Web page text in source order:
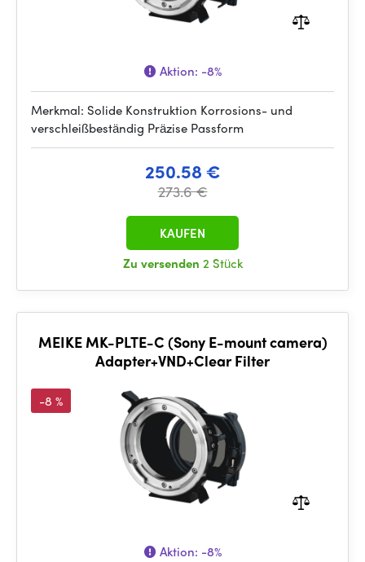
Aktion: -8%
Merkmal: Solide Konstruktion Korrosions- und
verschleißbeständig Präzise Passform
250.58 €
273.6 €
Zu versenden 2 Stück
KAUFEN
MEIKE MK-PLTE-C (Sony E-mount camera)
Adapter+VND+Clear Filter
-8 %
Aktion: -8%